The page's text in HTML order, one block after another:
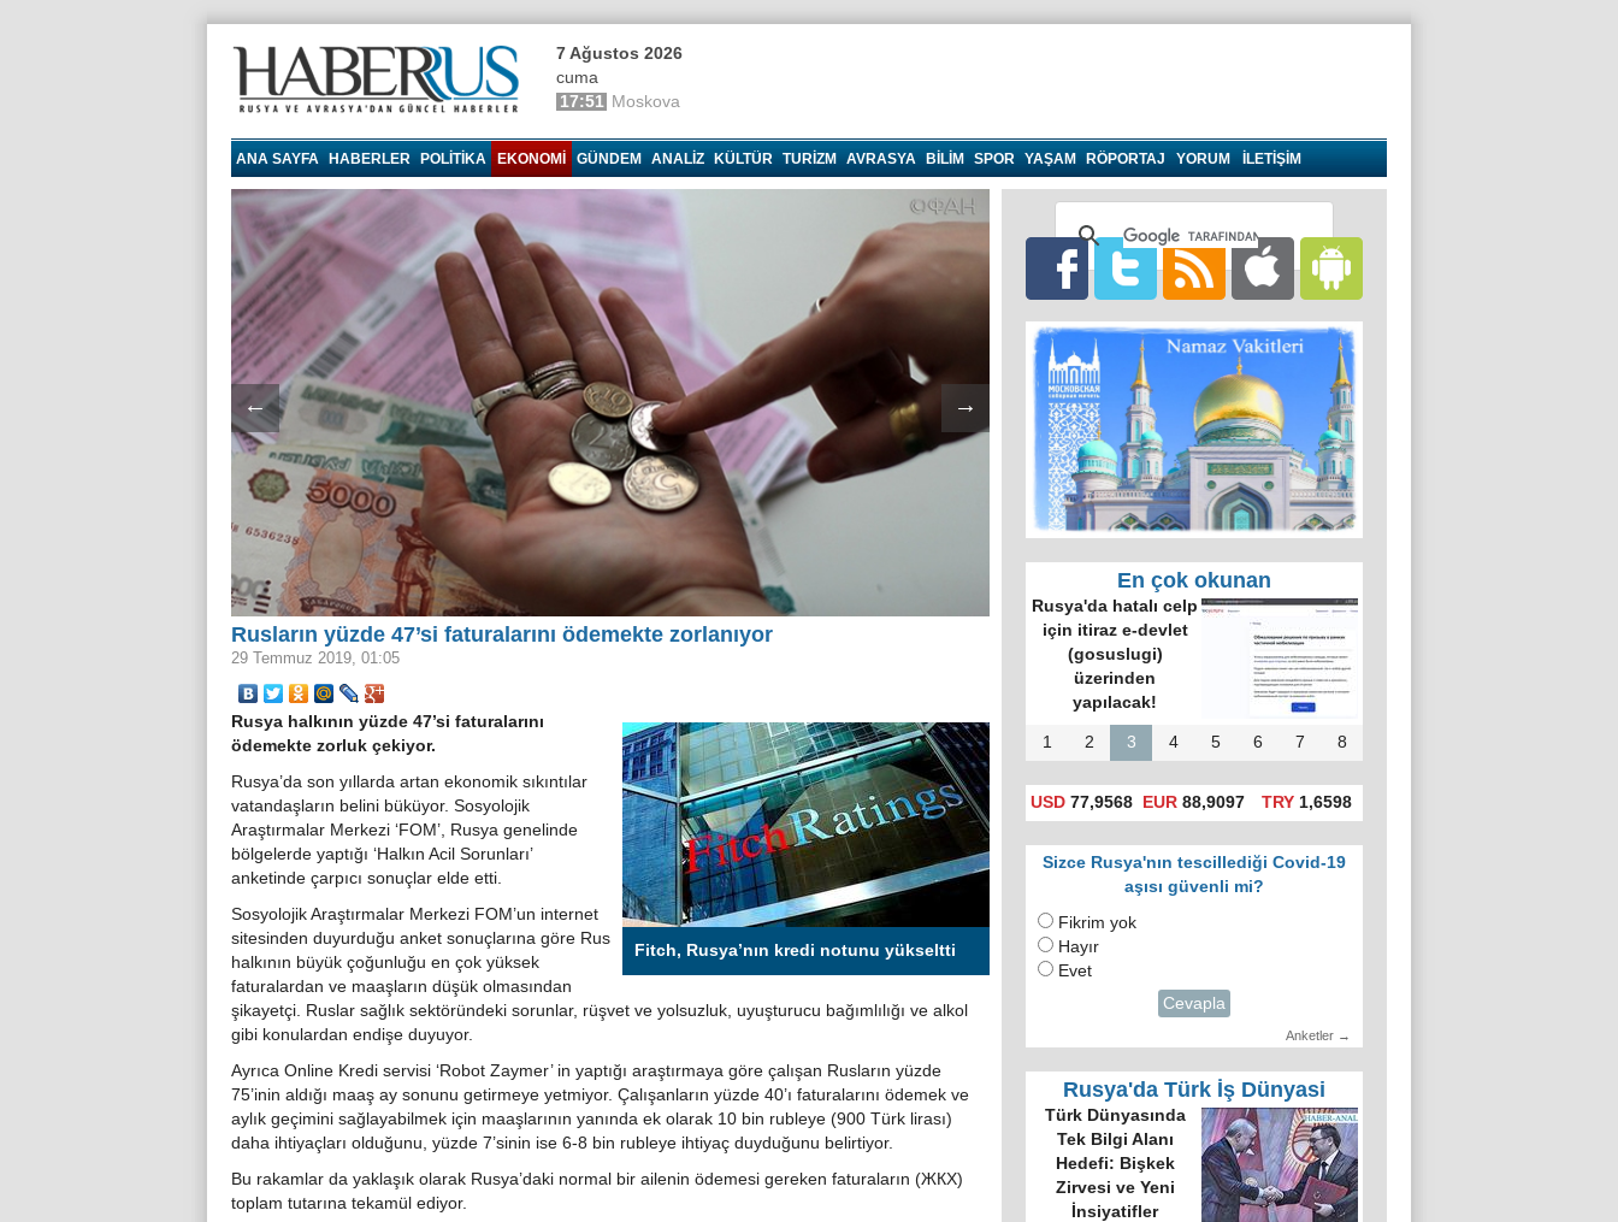
7 Ağustos 2026
cuma
17:51 Moskova
ANA SAYFA HABERLER POLITIKA EKONOMI GÜNDEM ANALIZ KÜLTÜR TURIZM AVRASYA BILIM SPOR YAŞAM RÖPORTAJ YORUM İLETİŞİM
← →
Rusların yüzde 47’si faturalarını ödemekte zorlanıyor
29 Temmuz 2019, 01:05
Fitch, Rusya’nın kredi notunu yükseltti
Rusya halkının yüzde 47’si faturalarını
ödemekte zorluk çekiyor.
Rusya’da son yıllarda artan ekonomik sıkıntılar
vatandaşların belini büküyor. Sosyolojik
Araştırmalar Merkezi ‘FOM’, Rusya genelinde
bölgelerde yaptığı ‘Halkın Acil Sorunları’
anketinde çarpıcı sonuçlar elde etti.
Sosyolojik Araştırmalar Merkezi FOM’un internet
sitesinden duyurduğu anket sonuçlarına göre Rus
halkının büyük çoğunluğu en çok yüksek
faturalardan ve maaşların düşük olmasından
şikayetçi. Ruslar sağlık sektöründeki sorunlar, rüşvet ve yolsuzluk, uyuşturucu bağımlılığı ve alkol
gibi konulardan endişe duyuyor.
Ayrıca Online Kredi servisi ‘Robot Zaymer’ in yaptığı araştırmaya göre çalışan Rusların yüzde
75’inin aldığı maaş ay sonunu getirmeye yetmiyor. Çalışanların yüzde 40’ı faturalarını ödemek ve
aylık geçimini sağlayabilmek için maaşlarının yanında ek olarak 10 bin rubleye (900 Türk lirası)
daha ihtiyaçları olduğunu, yüzde 7’sinin ise 6-8 bin rubleye ihtiyaç duyduğunu belirtiyor.
Bu rakamlar da yaklaşık olarak Rusya’daki normal bir ailenin ödemesi gereken faturaların (ЖКХ)
toplam tutarına tekamül ediyor.
En çok okunan
Rusya'da hatalı celp
için itiraz e-devlet
(gosuslugi)
üzerinden
yapılacak!
1 2 3 4 5 6 7 8
USD 77,9568 EUR 88,9097 TRY1,6598
Sizce Rusya'nın tescillediği Covid-19
aşısı güvenli mi?
Fikrim yok
Hayır
Evet
Cevapla
Anketler →
Rusya'da Türk İş Dünyasi
Türk Dünyasında
Tek Bilgi Alanı
Hedefi: Bişkek
Zirvesi ve Yeni
İnsiyatifler